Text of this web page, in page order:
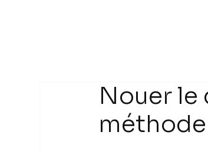
Nouer le